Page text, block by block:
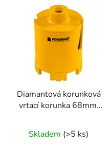
Diamantová korunková
vrtací korunka 68mm,
Skladem (>5 ks)